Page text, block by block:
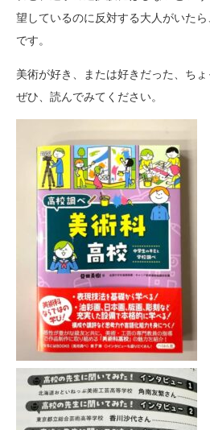
望しているのに反対する大人がいた
です。
美術が好き、または好きだった、ち
ぜひ、読んでみてください。